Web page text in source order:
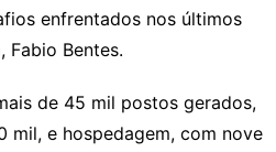
enfrentados nos últimos
Fabio Bentes.
de 45 mil postos gerados,
mil, e hospedagem, com nove